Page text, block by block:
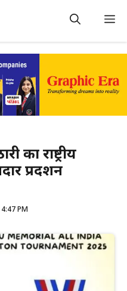
का राष्ट्रीय
प्रदर्शन
PM